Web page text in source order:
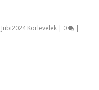
Jubi2024 Körlevelek | 0 |